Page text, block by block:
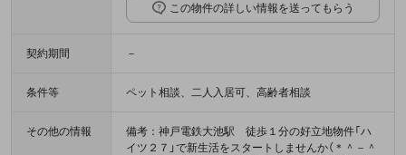
この物件の詳しい情報を送ってもらう
契約期間 －
条件等 ペット相談、二人入居可、高齢者相談
その他の情報
備考：神戸電鉄大池駅 徒歩１分の好立地物件「ハ
イツ２７」で新生活をスタートしませんか（＊＾－＾